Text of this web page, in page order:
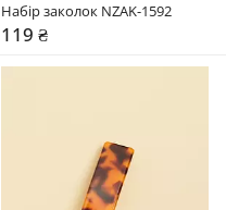
Набір заколок NZAK-1592
119 ₴